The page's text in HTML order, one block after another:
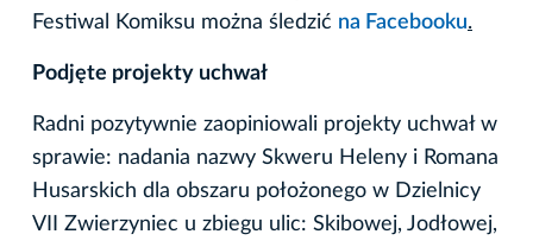
Festiwal Komiksu można śledzić na Facebooku.
Podjęte projekty uchwał
Radni pozytywnie zaopiniowali projekty uchwał w
sprawie: nadania nazwy Skweru Heleny i Romana
Husarskich dla obszaru położonego w Dzielnicy
VII Zwierzyniec u zbiegu ulic: Skibowej, Jodłowej,